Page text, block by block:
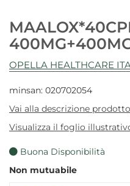
OPELLA HEALTHCARE
minsan: 020702054
Vai alla descrizione prodotto
Visualizza il foglio
Buona Disponibilità
Non mutuabile